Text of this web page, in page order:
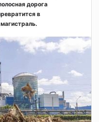
дорога
в